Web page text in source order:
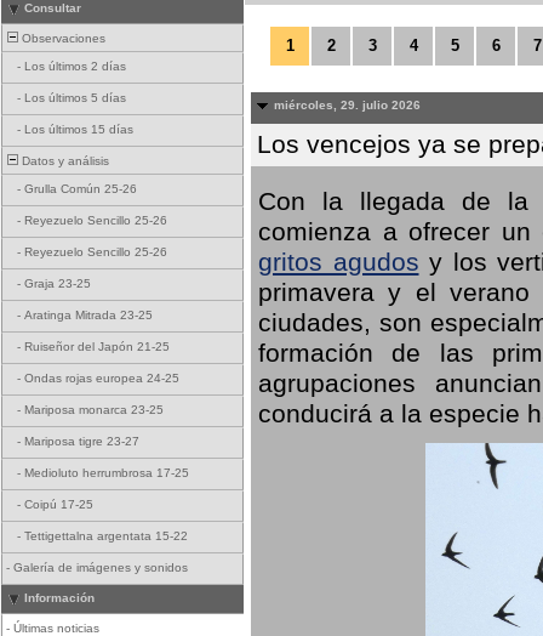
Consultar
Observaciones
- Los últimos 2 días
- Los últimos 5 días
- Los últimos 15 días
Datos y análisis
- Grulla Común 25-26
- Reyezuelo Sencillo 25-26
- Reyezuelo Sencillo 25-26
- Graja 23-25
- Aratinga Mitrada 23-25
- Ruiseñor del Japón 21-25
- Ondas rojas europea 24-25
- Mariposa monarca 23-25
- Mariposa tigre 23-27
- Medioluto herrumbrosa 17-25
- Coipú 17-25
- Tettigettalna argentata 15-22
- Galería de imágenes y sonidos
Información
- Últimas noticias
1 2 3 4 5 6 7
miércoles, 29. julio 2026
Los vencejos ya se
Con la llegada de la
comienza a ofrecer un
gritos agudos y los
primavera y el
ciudades, son
formación de las
agrupaciones
conducirá a la especie